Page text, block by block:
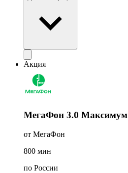
Акция
МегаФон 3.0 Максимум
от МегаФон
800 мин
по России